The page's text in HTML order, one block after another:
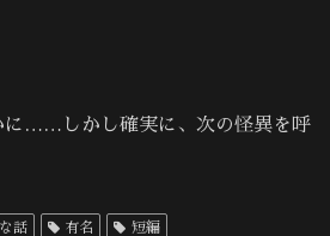
……しかし確実に、次の怪異を呼
話 有名 短編